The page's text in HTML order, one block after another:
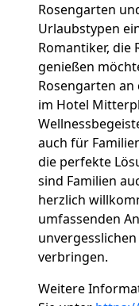
Rosengarten
Urlaubstypen
Romantiker, die
genießen
Rosengarten
im Hotel
auch für
die perfekte
sind Familien
herzlich
umfassenden
verbringen.
Weitere